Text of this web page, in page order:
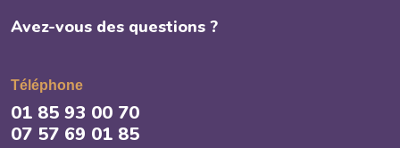
Avez-vous des questions ?
Téléphone
01 85 93 00 70
07 57 69 01 85